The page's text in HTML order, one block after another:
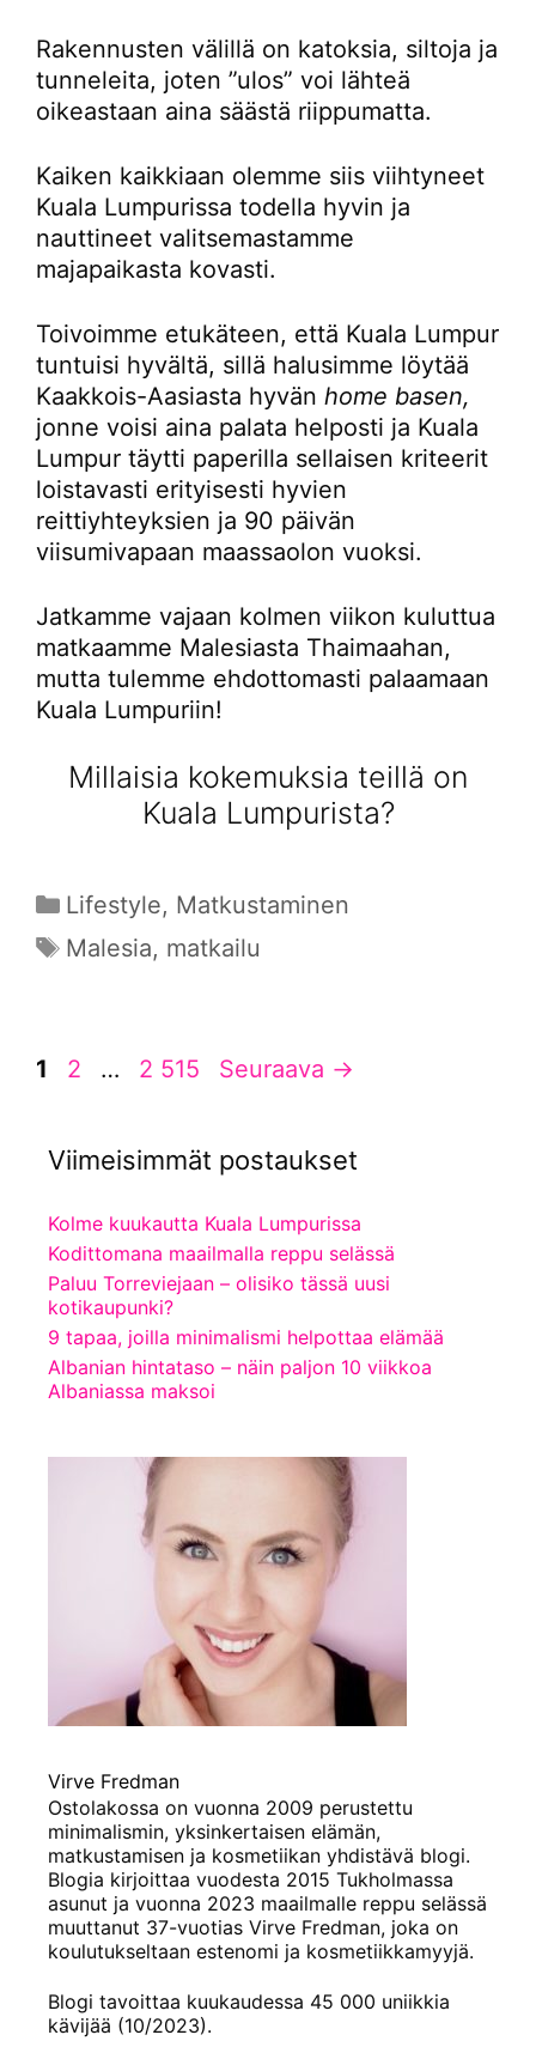
Rakennusten välillä on katoksia, siltoja ja
tunneleita, joten ”ulos” voi lähteä
oikeastaan aina säästä riippumatta.
Kaiken kaikkiaan olemme siis viihtyneet
Kuala Lumpurissa todella hyvin ja
nauttineet valitsemastamme
majapaikasta kovasti.
Toivoimme etukäteen, että Kuala Lumpur
tuntuisi hyvältä, sillä halusimme löytää
Kaakkois-Aasiasta hyvän home basen,
jonne voisi aina palata helposti ja Kuala
Lumpur täytti paperilla sellaisen kriteerit
loistavasti erityisesti hyvien
reittiyhteyksien ja 90 päivän
viisumivapaan maassaolon vuoksi.
Jatkamme vajaan kolmen viikon kuluttua
matkaamme Malesiasta Thaimaahan,
mutta tulemme ehdottomasti palaamaan
Kuala Lumpuriin!
Millaisia kokemuksia teillä on
Kuala Lumpurista?
Kategoriat
Lifestyle, Matkustaminen
Avainsanat
Malesia, matkailu
Sivu
1 Sivu
2 … Sivu
2 515 Seuraava →
Viimeisimmät postaukset
Kolme kuukautta Kuala Lumpurissa
Kodittomana maailmalla reppu selässä
Paluu Torreviejaan – olisiko tässä uusi
kotikaupunki?
9 tapaa, joilla minimalismi helpottaa elämää
Albanian hintataso – näin paljon 10 viikkoa
Albaniassa maksoi
Virve Fredman
Ostolakossa on vuonna 2009 perustettu
minimalismin, yksinkertaisen elämän,
matkustamisen ja kosmetiikan yhdistävä blogi.
Blogia kirjoittaa vuodesta 2015 Tukholmassa
asunut ja vuonna 2023 maailmalle reppu selässä
muuttanut 37-vuotias Virve Fredman, joka on
koulutukseltaan estenomi ja kosmetiikkamyyjä.
Blogi tavoittaa kuukaudessa 45 000 uniikkia
kävijää (10/2023).